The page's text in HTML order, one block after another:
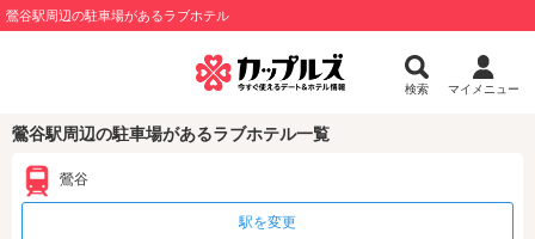
鶯谷駅周辺の駐車場があるラブホテル
検索 マイメニュー
鶯谷駅周辺の駐車場があるラブホテル一覧
鶯谷
駅を変更